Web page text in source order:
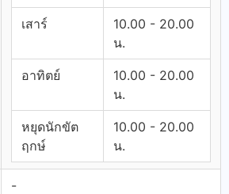
เสาร์
10.00 - 20.00
น.
อาทิตย์
10.00 - 20.00
น.
หยุดนักขัต
ฤกษ์
10.00 - 20.00
น.
-